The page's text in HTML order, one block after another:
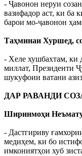
- Ҷавонон неруи
вазифадор аст, ки ба
барои мо-ҷавонон
Таҳминаи Хуршед,
- Хеле хушбахтам, ки
миллат, Президенти
шукуфоии ватани
ДАР РАВАНДИ
Ширинмоҳи
- Дастгириву
медиҳем, ки бо
имкониятҳои хуб